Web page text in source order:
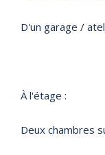
D'un garage /
À l'étage :
Deux chambres